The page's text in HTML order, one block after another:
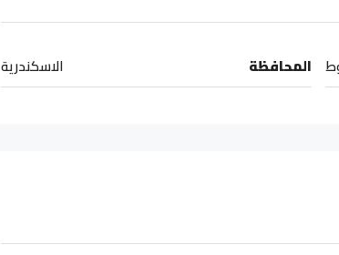
المحافظة الاسكندرية